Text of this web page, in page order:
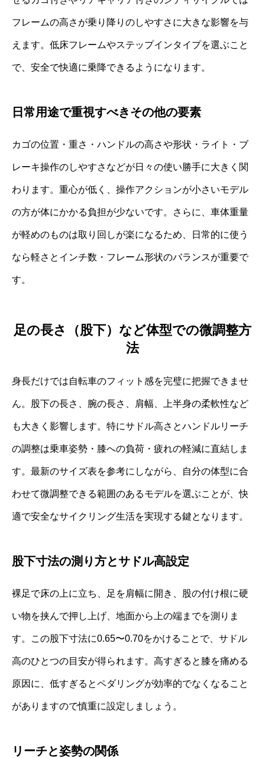
フレームの高さが乗り降りのしやすさに大きな影響を与
えます。低床フレームやステップインタイプを選ぶこと
で、安全で快適に乗降できるようになります。
日常用途で重視すべきその他の要素
カゴの位置・重さ・ハンドルの高さや形状・ライト・ブ
レーキ操作のしやすさなどが日々の使い勝手に大きく関
わります。重心が低く、操作アクションが小さいモデル
の方が体にかかる負担が少ないです。さらに、車体重量
が軽めのものは取り回しが楽になるため、日常的に使う
なら軽さとインチ数・フレーム形状のバランスが重要で
す。
足の長さ（股下）など体型での微調整方
法
身長だけでは自転車のフィット感を完璧に把握できませ
ん。股下の長さ、腕の長さ、肩幅、上半身の柔軟性など
も大きく影響します。特にサドル高さとハンドルリーチ
の調整は乗車姿勢・膝への負荷・疲れの軽減に直結しま
す。最新のサイズ表を参考にしながら、自分の体型に合
わせて微調整できる範囲のあるモデルを選ぶことが、快
適で安全なサイクリング生活を実現する鍵となります。
股下寸法の測り方とサドル高設定
裸足で床の上に立ち、足を肩幅に開き、股の付け根に硬
い物を挟んで押し上げ、地面から上の端までを測りま
す。この股下寸法に0.65〜0.70をかけることで、サドル
高のひとつの目安が得られます。高すぎると膝を痛める
原因に、低すぎるとペダリングが効率的でなくなること
がありますので慎重に設定しましょう。
リーチと姿勢の関係